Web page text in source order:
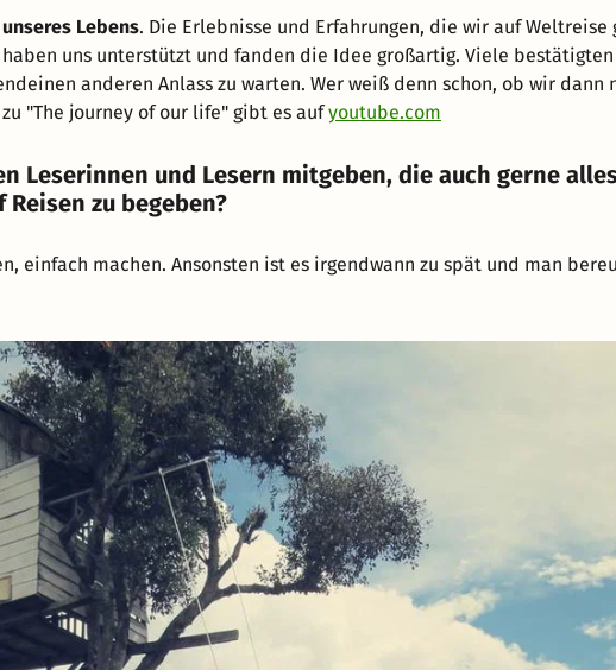
Lebens. Die Erlebnisse und Erfahrungen, die wir auf Weltreise
uns unterstützt und fanden die Idee großartig. Viele bestätigten
anderen Anlass zu warten. Wer weiß denn schon, ob wir dann
"The journey of our life" gibt es aufyoutube.com
Leserinnen und Lesern mitgeben, die auch gerne
zu begeben?
einfach machen. Ansonsten ist es irgendwann zu spät und man